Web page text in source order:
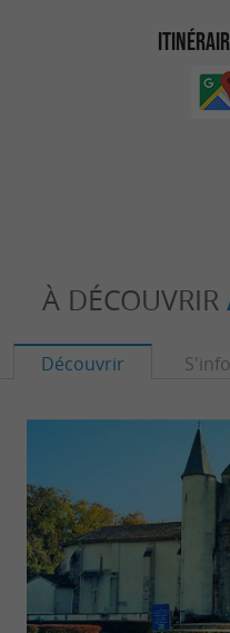
À DÉCOUVRIR
Découvrir